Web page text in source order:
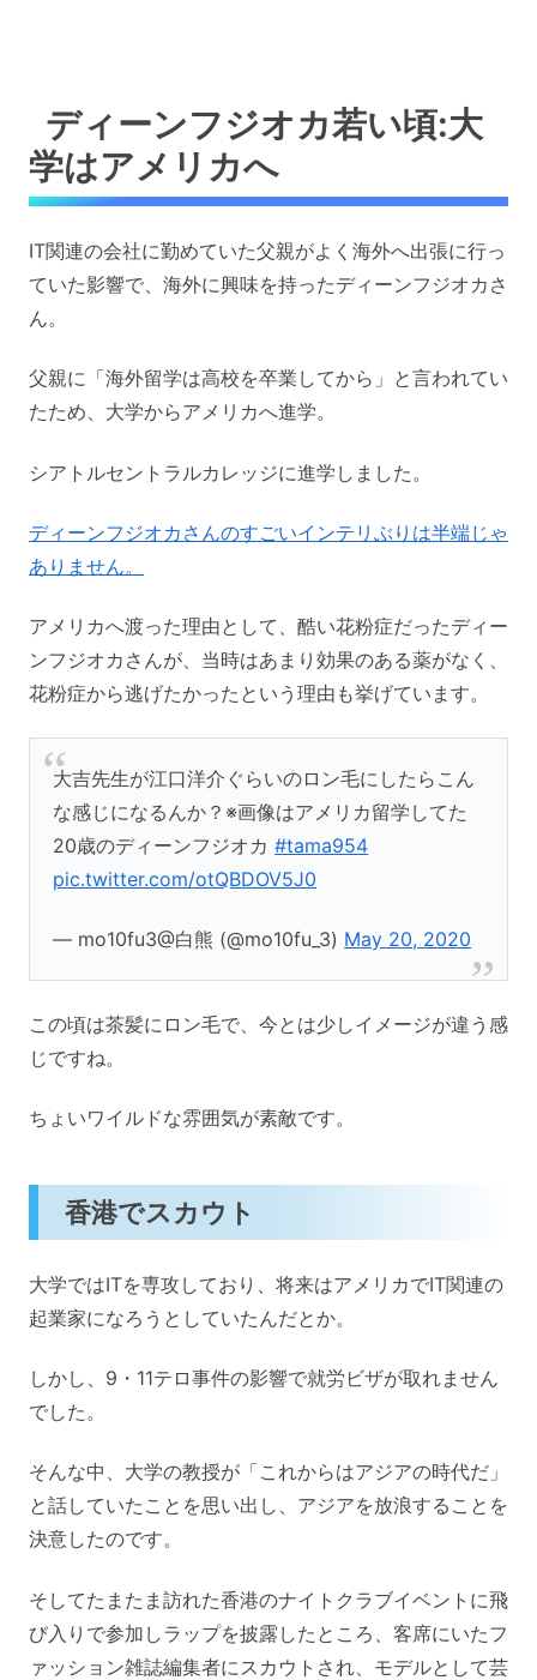
ディーンフジオカ若い頃:大
学はアメリカへ
IT関連の会社に勤めていた父親がよく海外へ出張に行っ
ていた影響で、海外に興味を持ったディーンフジオカさ
ん。
父親に「海外留学は高校を卒業してから」と言われてい
たため、大学からアメリカへ進学。
シアトルセントラルカレッジに進学しました。
ディーンフジオカさんのすごいインテリぶりは半端じゃ
ありません。
アメリカへ渡った理由として、酷い花粉症だったディー
ンフジオカさんが、当時はあまり効果のある薬がなく、
花粉症から逃げたかったという理由も挙げています。
大吉先生が江口洋介ぐらいのロン毛にしたらこん
な感じになるんか？※画像はアメリカ留学してた
20歳のディーンフジオカ#tama954
pic.twitter.com/otQBDOV5J0
— mo10fu3@白熊 (@mo10fu_3) May 20, 2020
この頃は茶髪にロン毛で、今とは少しイメージが違う感
じですね。
ちょいワイルドな雰囲気が素敵です。
香港でスカウト
大学ではITを専攻しており、将来はアメリカでIT関連の
起業家になろうとしていたんだとか。
しかし、9・11テロ事件の影響で就労ビザが取れません
でした。
そんな中、大学の教授が「これからはアジアの時代だ」
と話していたことを思い出し、アジアを放浪することを
決意したのです。
そしてたまたま訪れた香港のナイトクラブイベントに飛
び入りで参加しラップを披露したところ、客席にいたフ
ァッション雑誌編集者にスカウトされ、モデルとして芸